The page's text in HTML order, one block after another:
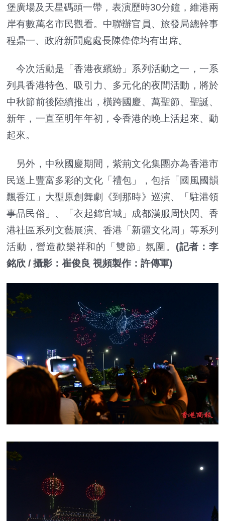
堡廣場及天星碼頭一帶，表演歷時30分鐘，維港兩
岸有數萬名市民觀看。中聯辦官員、旅發局總幹事
程鼎一、政府新聞處處長陳偉偉均有出席。
今次活動是「香港夜繽紛」系列活動之一，一系
列具香港特色、吸引力、多元化的夜間活動，將於
中秋節前後陸續推出，橫跨國慶、萬聖節、聖誕、
新年，一直至明年年初，令香港的晚上活起來、動
起來。
另外，中秋國慶期間，紫荊文化集團亦為香港市
民送上豐富多彩的文化「禮包」，包括「國風國韻
飄香江」大型原創舞劇《到那時》巡演、「駐港領
事品民俗」、「衣起錦官城」成都漢服周快閃、香
港社區系列文藝展演、香港「新疆文化周」等系列
活動，營造歡樂祥和的「雙節」氛圍。 (記者：李
銘欣 / 攝影：崔俊良 視頻製作：許傳軍)